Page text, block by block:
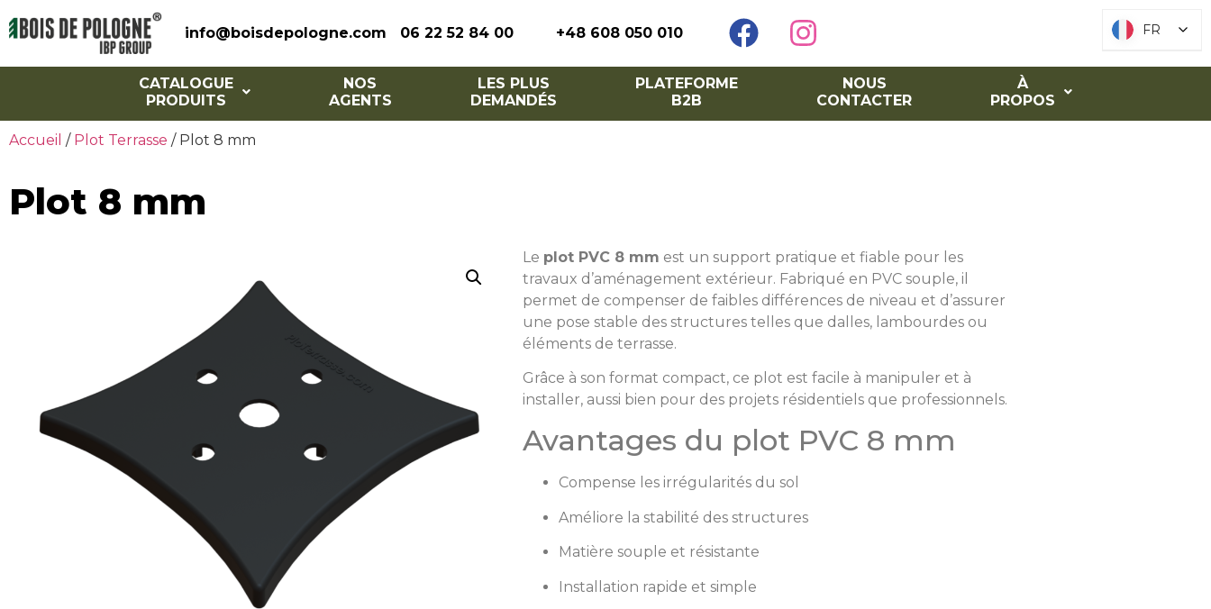
info@boisdepologne.com 06 22 52 84 00 +48 608 050 010
CATALOGUE
PRODUITS
NOS
AGENTS
LES PLUS
DEMANDÉS
PLATEFORME
B2B
NOUS
CONTACTER
À
PROPOS
Accueil / Plot Terrasse / Plot 8 mm
Plot 8 mm
Le plot PVC 8 mm est un support pratique et fiable pour les
travaux d’aménagement extérieur. Fabriqué en PVC souple, il
permet de compenser de faibles différences de niveau et d’assurer
une pose stable des structures telles que dalles, lambourdes ou
éléments de terrasse.
Grâce à son format compact, ce plot est facile à manipuler et à
installer, aussi bien pour des projets résidentiels que professionnels.
Avantages du plot PVC 8 mm
Compense les irrégularités du sol
Améliore la stabilité des structures
Matière souple et résistante
Installation rapide et simple
FR
FR